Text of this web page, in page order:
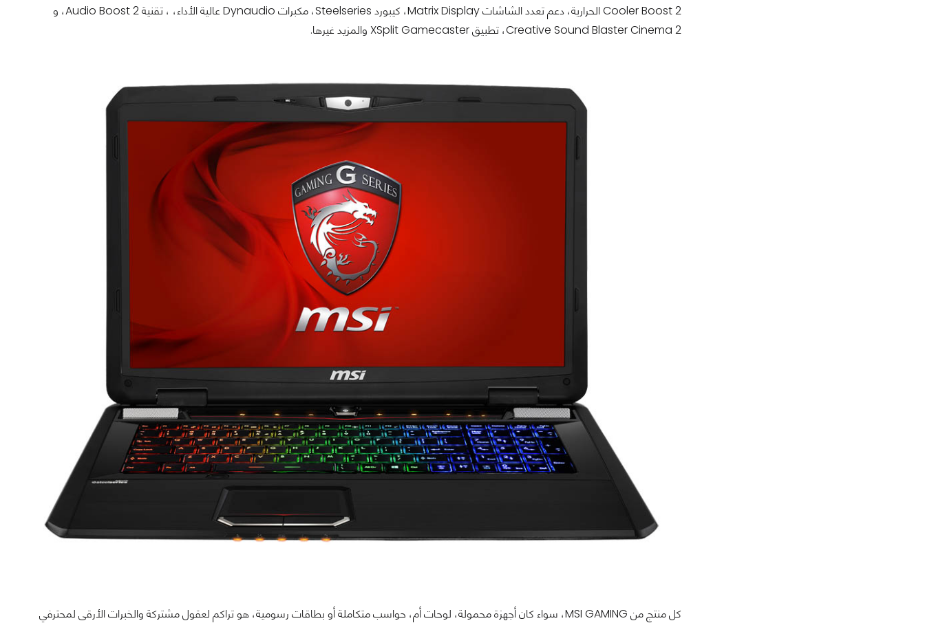
Cooler Boost 2 الحرارية، دعم تعدد الشاشات Matrix Display، كيبورد Steelseries، مكبرات Dynaudio عالية الأداء، ، تقنية Audio Boost 2، و
Creative Sound Blaster Cinema 2، تطبيق XSplit Gamecaster والمزيد غيرها.
كل منتج من MSI GAMING، سواء كان أجهزة محمولة، لوحات أم، حواسب متكاملة أو بطاقات رسومية، هو تراكم لعقول مشتركة والخبرات الأرقى لمحترفي